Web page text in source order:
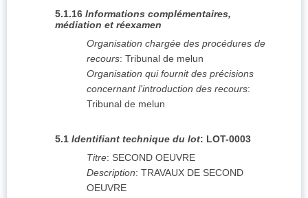
5.1.16 Informations complémentaires,
médiation et réexamen
Organisation chargée des procédures de
recours: Tribunal de melun
Organisation qui fournit des précisions
concernant l'introduction des recours:
Tribunal de melun
5.1 Identifiant technique du lot: LOT-0003
Titre: SECOND OEUVRE
Description: TRAVAUX DE SECOND
OEUVRE